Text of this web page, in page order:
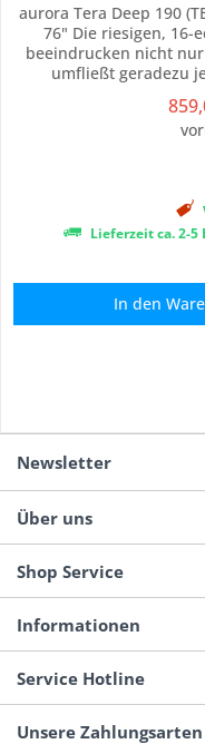
aurora Tera Deep 190
76" Die riesigen, 16-
beeindrucken nicht
umfließt geradezu
welches Motiv, dieses
Lieferzeit ca. 2-5
In den
Newsletter
Über uns
Shop Service
Informationen
Service Hotline
Unsere Zahlungsarten